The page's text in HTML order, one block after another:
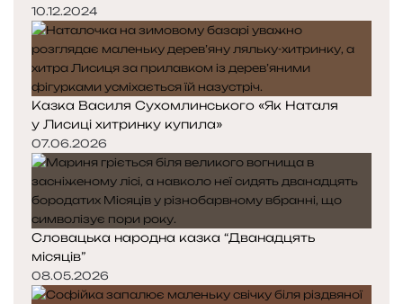
10.12.2024
Казка Василя Сухомлинського «Як Наталя
у Лисиці хитринку купила»
07.06.2026
Словацька народна казка “Дванадцять
місяців”
08.05.2026